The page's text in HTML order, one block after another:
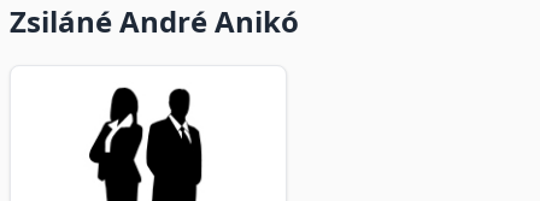
Zsiláné André Anikó